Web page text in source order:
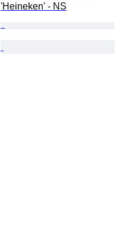
'Heineken' - NS